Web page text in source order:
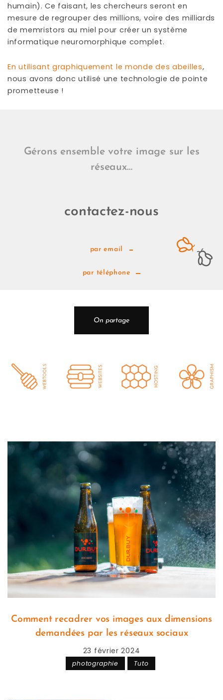
humain). Ce faisant, les chercheurs seront en
mesure de regrouper des millions, voire des milliards
de memristors au miel pour créer un système
informatique neuromorphique complet.
En utilisant graphiquement le monde des abeilles,
nous avons donc utilisé une technologie de pointe
prometteuse !
Gérons ensemble votre image sur les
réseaux…
contactez-nous
par email
par téléphone
On partage
Comment recadrer vos images aux dimensions
demandées par les réseaux sociaux
23 février 2024
photographie Tuto